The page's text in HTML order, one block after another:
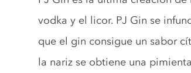
vodka y el licor. PJ Gin se
que el gin consigue un sabor
la nariz se obtiene una